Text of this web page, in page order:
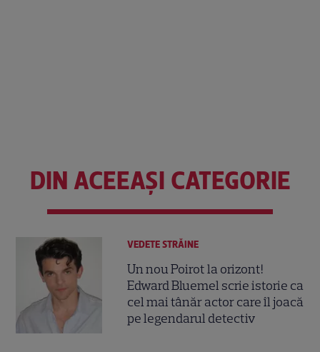
DIN ACEEAȘI CATEGORIE
VEDETE STRĂINE
Un nou Poirot la orizont!
Edward Bluemel scrie istorie ca
cel mai tânăr actor care îl joacă
pe legendarul detectiv